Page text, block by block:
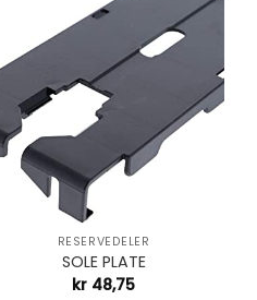
RESERVEDELER
SOLE PLATE
kr 48,75